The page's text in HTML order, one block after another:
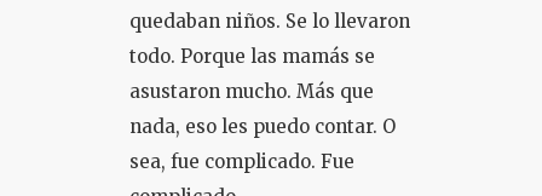
quedaban niños. Se lo llevaron
todo. Porque las mamás se
asustaron mucho. Más que
nada, eso les puedo contar. O
sea, fue complicado. Fue